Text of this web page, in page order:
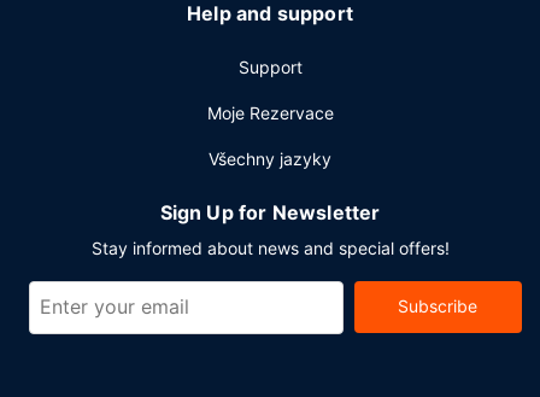
Help and support
Support
Moje Rezervace
Všechny jazyky
Sign Up for Newsletter
Stay informed about news and special offers!
Subscribe